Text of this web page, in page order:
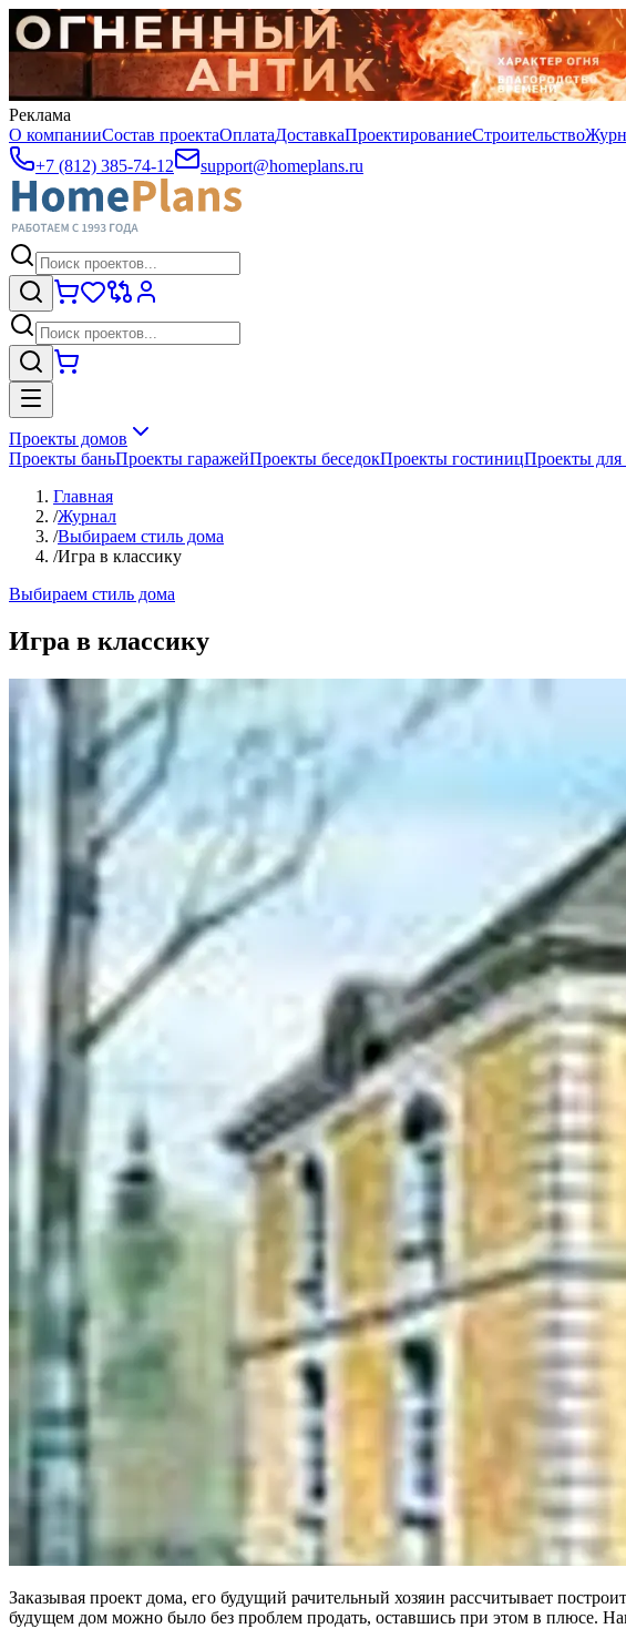
Реклама
О компанииСостав проектаОплатаДоставкаПроектированиеСтроительство
+7 (812) 385-74-12
support@homeplans.ru
Проекты домов
Проекты баньПроекты гаражейПроекты беседокПроекты гостиницПроекты для
Главная
/Журнал
/Выбираем стиль дома
/Игра в классику
Выбираем стиль дома
Игра в классику
Заказывая проект дома, его будущий рачительный хозяин рассчитывает
будущем дом можно было без проблем продать, оставшись при этом в плюсе.